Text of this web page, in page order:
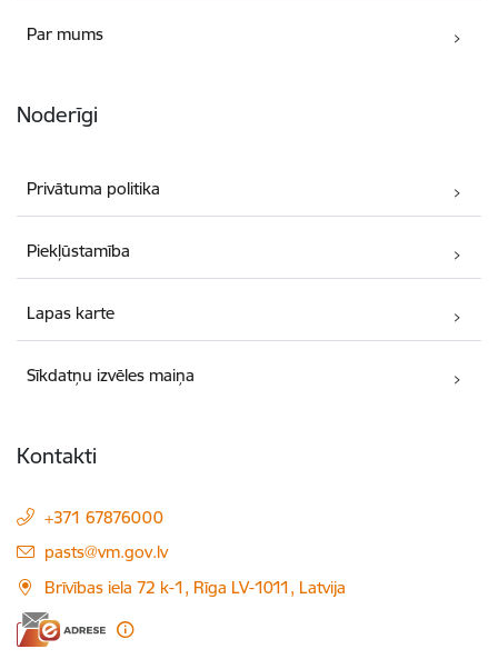
Par mums
Noderīgi
Privātuma politika
Piekļūstamība
Lapas karte
Sīkdatņu izvēles maiņa
Kontakti
+371 67876000
E-pasts:
pasts@vm.gov.lv
Brīvības iela 72 k-1, Rīga LV-1011, Latvija